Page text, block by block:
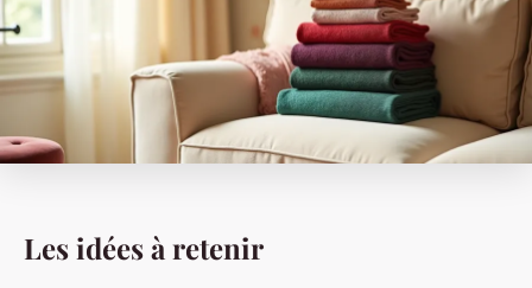
Les idées à retenir